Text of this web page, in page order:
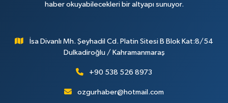
haber okuyabilecekleri bir altyapı sunuyor.
İsa Divanlı Mh. Şeyhadil Cd. Platin Sitesi B Blok Kat:8/54
Dulkadiroğlu / Kahramanmaraş
+90 538 526 8973
ozgurhaber@hotmail.com